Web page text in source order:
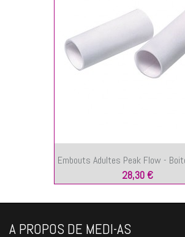
Embouts Adultes Peak Flow -
28,30 €
A PROPOS DE MEDI-AS